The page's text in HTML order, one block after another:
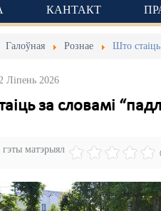
КАНТАКТ
Галоўная Рознае Што
Ліпень 2026
за словамі
матэрыял